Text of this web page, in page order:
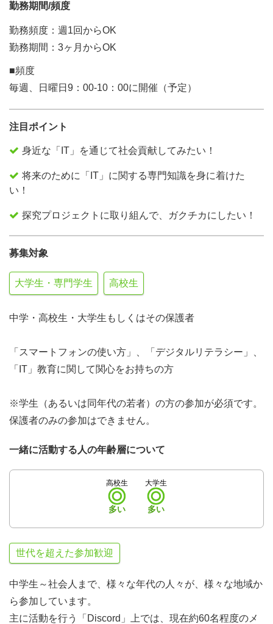
勤務期間/頻度
勤務頻度：週1回からOK
勤務期間：3ヶ月からOK
■頻度
毎週、日曜日9：00‐10：00に開催（予定）
注目ポイント
身近な「IT」を通じて社会貢献してみたい！
将来のために「IT」に関する専門知識を身に着けた
い！
探究プロジェクトに取り組んで、ガクチカにしたい！
募集対象
大学生・専門学生 高校生
中学・高校生・大学生もしくはその保護者
「スマートフォンの使い方」、「デジタルリテラシー」、
「IT」教育に関して関心をお持ちの方
※学生（あるいは同年代の若者）の方の参加が必須です。
保護者のみの参加はできません。
一緒に活動する人の年齢層について
高校生
多い
大学生
多い
世代を超えた参加歓迎
中学生～社会人まで、様々な年代の人々が、様々な地域か
ら参加しています。
主に活動を行う「Discord」上では、現在約60名程度のメ